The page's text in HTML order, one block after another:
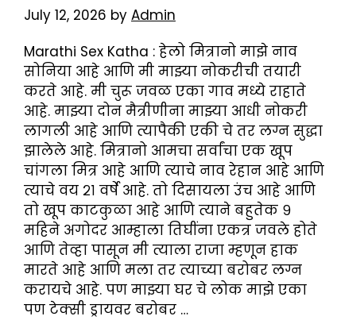
July 12, 2026 by Admin
Marathi Sex Katha : हेलो मित्रानो माझे नाव
सोनिया आहे आणि मी माझ्या नोकरीची तयारी
करते आहे. मी चुरू जवळ एका गाव मध्ये राहाते
आहे. माझ्या दोन मैत्रीणीना माझ्या आधी नोकरी
लागली आहे आणि त्यापैकी एकी चे तर लग्न सुद्धा
झालेले आहे. मित्रानो आमचा सर्वांचा एक खूप
चांगला मित्र आहे आणि त्याचे नाव रेहान आहे आणि
त्याचे वय २१ वर्षे आहे. तो दिसायला उंच आहे आणि
तो खूप काटकुळा आहे आणि त्याने बहुतेक ९
महिने अगोदर आम्हाला तिघींना एकत्र जवले होते
आणि तेव्हा पासून मी त्याला राजा म्हणून हाक
मारते आहे आणि मला तर त्याच्या बरोबर लग्न
करायचे आहे. पण माझ्या घर चे लोक माझे एका
पण टेक्सी ड्रायवर बरोबर …